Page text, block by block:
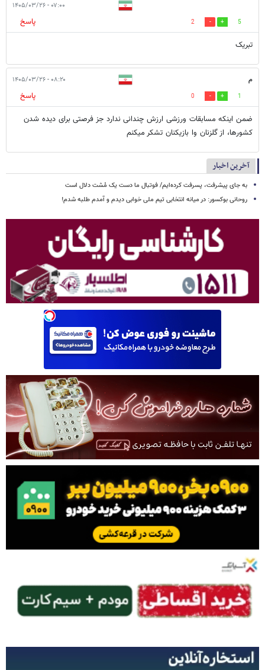
۰۷:۰۰ - ۱۴۰۵/۰۳/۲۶
5
2
پاسخ
تبریک
م ۰۸:۲۰ - ۱۴۰۵/۰۳/۲۶
1
0
پاسخ
ضمن اینکه مسابقات ورزشی ارزش چندانی ندارد جز فرصتی برای دیده شدن
کشورها، از گلزنان وا بازیکنان تشکر میکنم
آخرین اخبار
به جای پیشرفت، پسرفت کرده‌ایم/ فوتبال ما دست یک مُشت دلال است
روحانی بوکسور: در میانه انتخابی تیم ملی خوابی دیدم و آمدم طلبه شدم!